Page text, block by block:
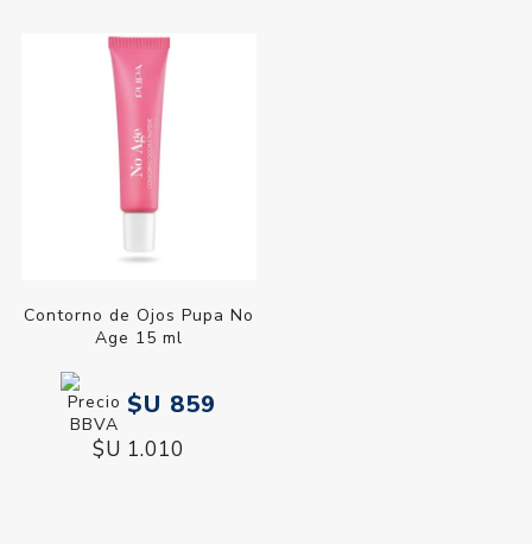
Contorno de Ojos Pupa No
Age 15 ml
$U 859
$U 1.010